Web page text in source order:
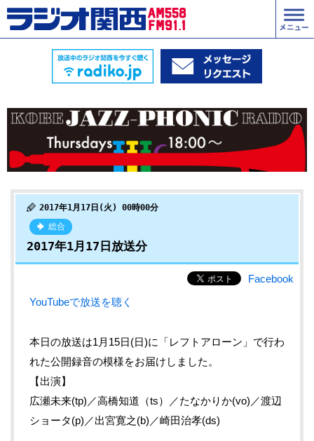
2017年1月17日(火) 00時00分
総合
2017年1月17日放送分
Facebook
YouTubeで放送を聴く
本日の放送は1月15日(日)に「レフトアローン」で行わ
れた公開録音の模様をお届けしました。
【出演】
広瀬未来(tp)／高橋知道（ts）／たなかりか(vo)／渡辺
ショータ(p)／出宮寛之(b)／崎田治孝(ds)